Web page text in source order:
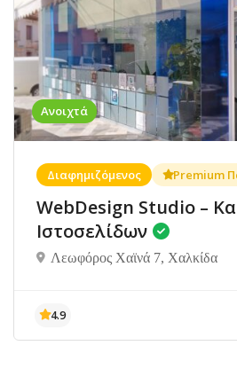
Ανοιχτά
Διαφημιζόμενος Premium
WebDesign Studio –
Ιστοσελίδων
Λεωφόρος Χαϊνά 7, Χαλκίδα